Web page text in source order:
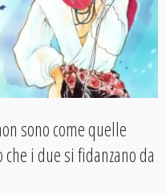
sono come quelle
i due si fidanzano da